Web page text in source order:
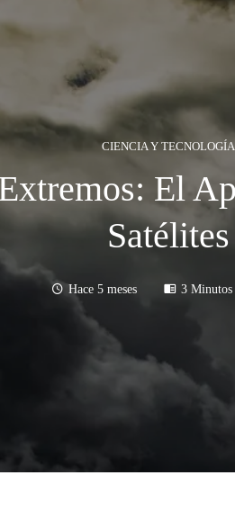
CIENCIA Y TECNOLOGÍA
El
Satélites
Hace 5 meses 3 Minutos